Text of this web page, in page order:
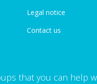
Legal notice
Contact us
that you can help